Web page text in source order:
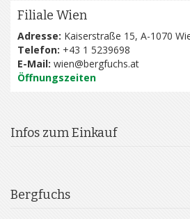
Filiale Wien
Adresse: Kaiserstraße 15, A-1070
Telefon: +43 1 5239698
E-Mail: wien@bergfuchs.at
Öffnungszeiten
Infos zum Einkauf
Bergfuchs